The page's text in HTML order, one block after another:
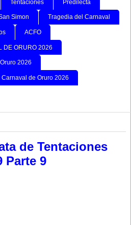
Tentaciones Predilecta
Simon Tragedia del Carnaval
ACFO
DE ORURO 2026
2026
de Oruro 2026
de Tentaciones
Parte 9